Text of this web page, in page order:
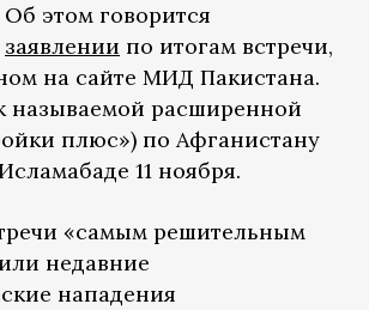
этом говорится
заявлении по итогам встречи,
на сайте МИД Пакистана.
называемой расширенной
плюс») по Афганистану
11 ноября.
«самым решительным
недавние
нападения